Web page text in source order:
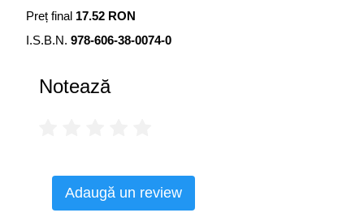
Preț final 17.52 RON
I.S.B.N. 978-606-38-0074-0
Notează
Adaugă un review